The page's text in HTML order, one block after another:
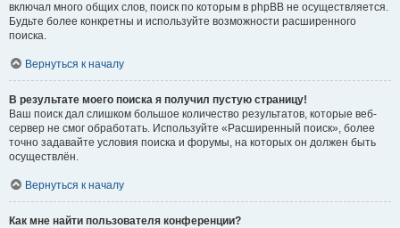
включал много общих слов, поиск по которым в phpBB не осуществляется.
Будьте более конкретны и используйте возможности расширенного
поиска.
Вернуться к началу
В результате моего поиска я получил пустую страницу!
Ваш поиск дал слишком большое количество результатов, которые веб-
сервер не смог обработать. Используйте «Расширенный поиск», более
точно задавайте условия поиска и форумы, на которых он должен быть
осуществлён.
Вернуться к началу
Как мне найти пользователя конференции?